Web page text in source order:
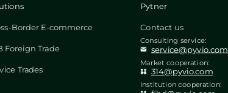
Border E-commerce
Foreign Trade
Trades
Pytner
Contact us
Consulting service:
service@pyvio.com
Market cooperation:
314@pyvio.com
Institution cooperation: